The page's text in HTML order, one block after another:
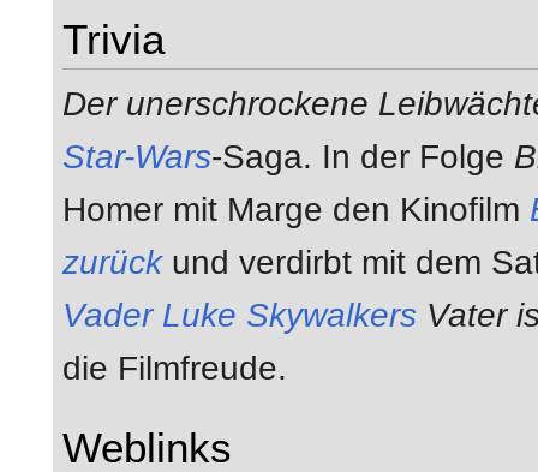
Trivia
Der unerschrockene
Star-Wars-Saga. In der Folge
Homer mit Marge den Kinofilm
zurückund verdirbt mit dem
Vader Luke Skywalkers Vater
die Filmfreude.
Weblinks